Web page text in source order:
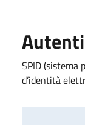
SPID (sistema
d’identità